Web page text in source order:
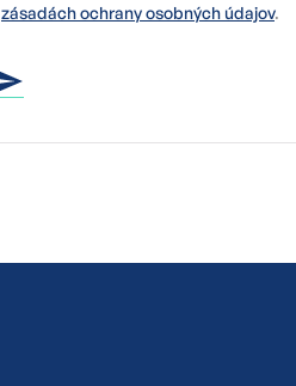
zásadách ochrany osobných údajov.